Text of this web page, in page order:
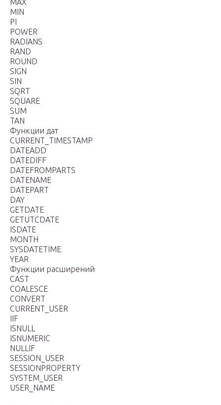
MAX
MIN
PI
POWER
RADIANS
RAND
ROUND
SIGN
SIN
SQRT
SQUARE
SUM
TAN
Функции дат
CURRENT_TIMESTAMP
DATEADD
DATEDIFF
DATEFROMPARTS
DATENAME
DATEPART
DAY
GETDATE
GETUTCDATE
ISDATE
MONTH
SYSDATETIME
YEAR
Функции расширений
CAST
COALESCE
CONVERT
CURRENT_USER
IIF
ISNULL
ISNUMERIC
NULLIF
SESSION_USER
SESSIONPROPERTY
SYSTEM_USER
USER_NAME